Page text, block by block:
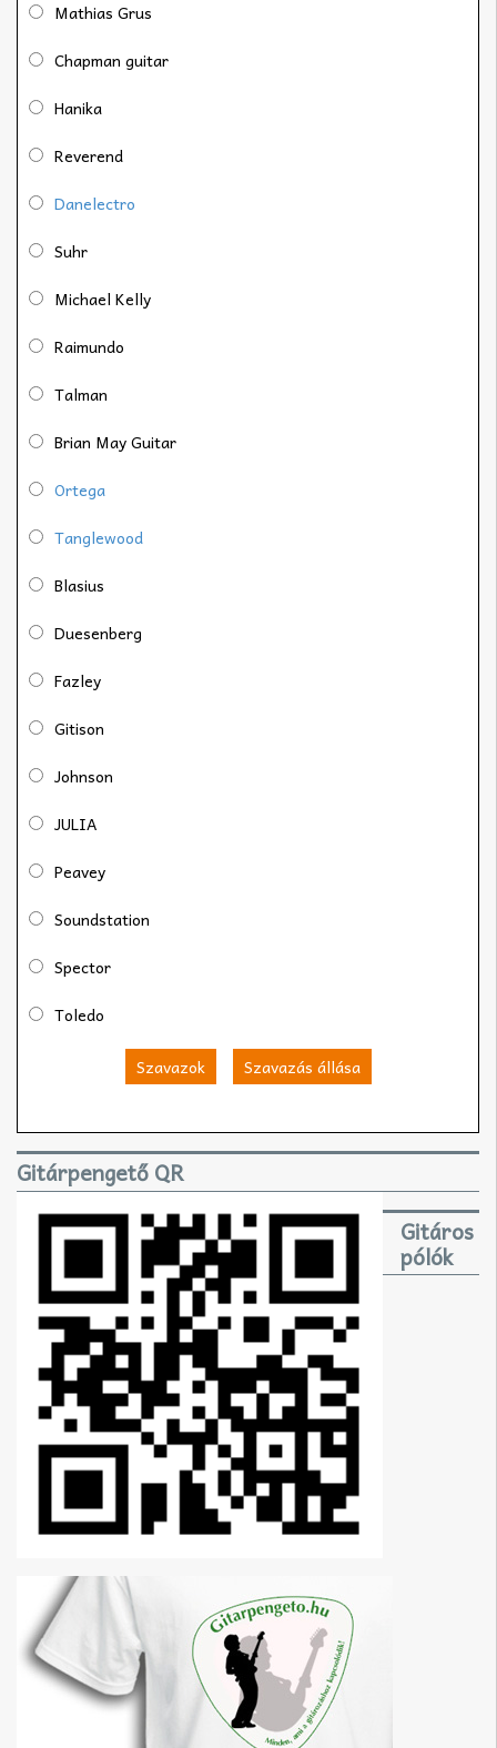
Mathias Grus
Chapman guitar
Hanika
Reverend
Danelectro
Suhr
Michael Kelly
Raimundo
Talman
Brian May Guitar
Ortega
Tanglewood
Blasius
Duesenberg
Fazley
Gitison
Johnson
JULIA
Peavey
Soundstation
Spector
Toledo
Szavazok Szavazás állása
Gitárpengető QR
Gitáros
pólók